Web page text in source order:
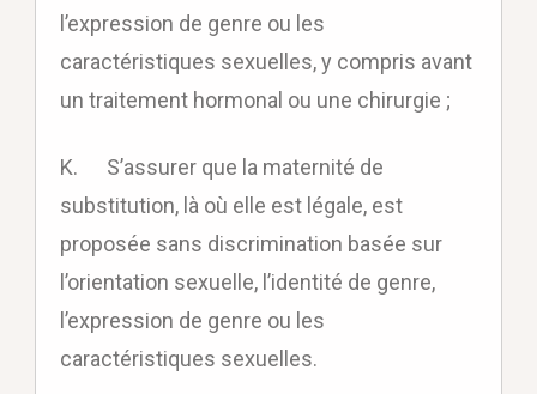
l’expression de genre ou les
caractéristiques sexuelles, y compris avant
un traitement hormonal ou une chirurgie ;
K. S’assurer que la maternité de
substitution, là où elle est légale, est
proposée sans discrimination basée sur
l’orientation sexuelle, l’identité de genre,
l’expression de genre ou les
caractéristiques sexuelles.